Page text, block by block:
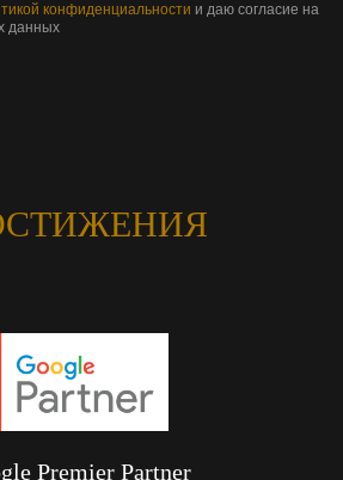
конфиденциальности и даю согласие на
данных
Premier Partner